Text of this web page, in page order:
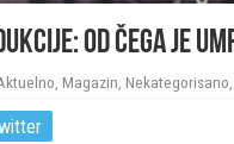
Od čega je
Magazin Nekategorisano